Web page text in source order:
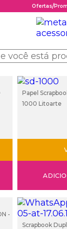
Ofertas/
Papel
1000 Litoarte
-
Scrapbook